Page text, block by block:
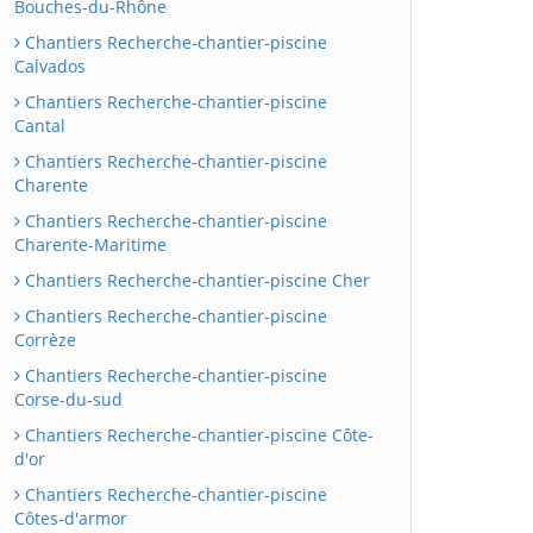
Bouches-du-Rhône
Chantiers Recherche-chantier-piscine
Calvados
Chantiers Recherche-chantier-piscine
Cantal
Chantiers Recherche-chantier-piscine
Charente
Chantiers Recherche-chantier-piscine
Charente-Maritime
Chantiers Recherche-chantier-piscine Cher
Chantiers Recherche-chantier-piscine
Corrèze
Chantiers Recherche-chantier-piscine
Corse-du-sud
Chantiers Recherche-chantier-piscine Côte-
d'or
Chantiers Recherche-chantier-piscine
Côtes-d'armor